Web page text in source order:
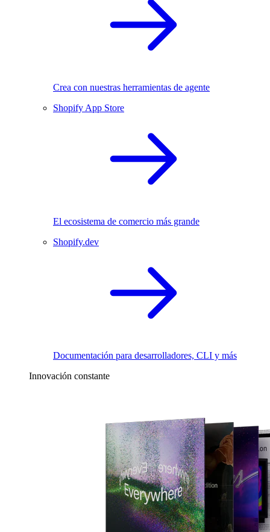
Crea con nuestras herramientas de agente
Shopify App Store
El ecosistema de comercio más grande
Shopify.dev
Documentación para desarrolladores, CLI y más
Innovación constante